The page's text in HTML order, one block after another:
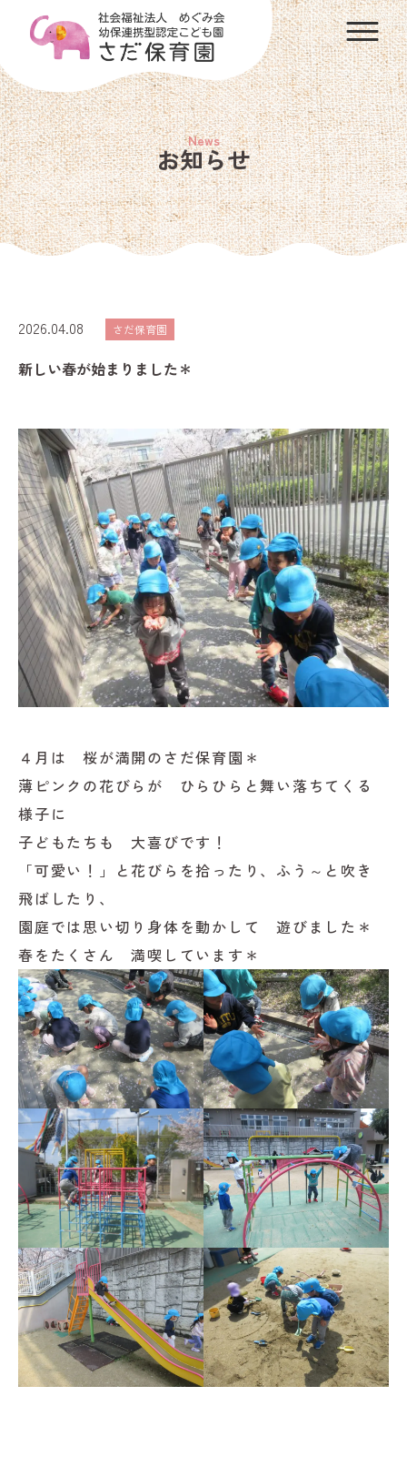
お知らせ
2026.04.08 さだ保育園
新しい春が始まりました＊
４月は 桜が満開のさだ保育園＊
薄ピンクの花びらが ひらひらと舞い落ちてくる
様子に
子どもたちも 大喜びです！
「可愛い！」と花びらを拾ったり、ふう～と吹き
飛ばしたり、
園庭では思い切り身体を動かして 遊びました＊
春をたくさん 満喫しています＊